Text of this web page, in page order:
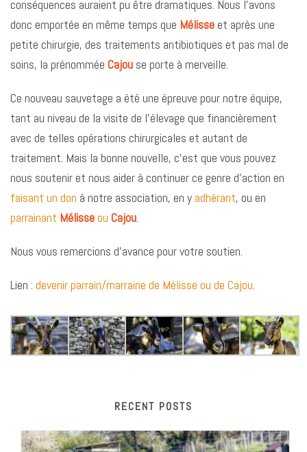
conséquences auraient pu être dramatiques. Nous l’avons
donc emportée en même temps que Mélisse et après une
petite chirurgie, des traitements antibiotiques et pas mal de
soins, la prénommée Cajou se porte à merveille.
Ce nouveau sauvetage a été une épreuve pour notre équipe,
tant au niveau de la visite de l’élevage que financièrement
avec de telles opérations chirurgicales et autant de
traitement. Mais la bonne nouvelle, c’est que vous pouvez
nous soutenir et nous aider à continuer ce genre d’action en
faisant un don à notre association, en y adhérant, ou en
parrainant Mélisseou Cajou.
Nous vous remercions d’avance pour votre soutien.
Lien : devenir parrain/marraine de Mélisse ou de Cajou.
RECENT POSTS